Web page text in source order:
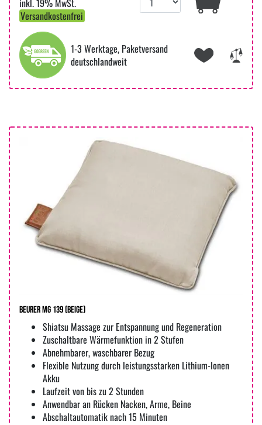
inkl. 19% MwSt.
Versandkostenfrei
1-3 Werktage, Paketversand
deutschlandweit
Beurer MG 139 (beige)
Shiatsu Massage zur Entspannung und Regeneration
Zuschaltbare Wärmefunktion in 2 Stufen
Abnehmbarer, waschbarer Bezug
Flexible Nutzung durch leistungsstarken Lithium-Ionen
Akku
Laufzeit von bis zu 2 Stunden
Anwendbar an Rücken Nacken, Arme, Beine
Abschaltautomatik nach 15 Minuten